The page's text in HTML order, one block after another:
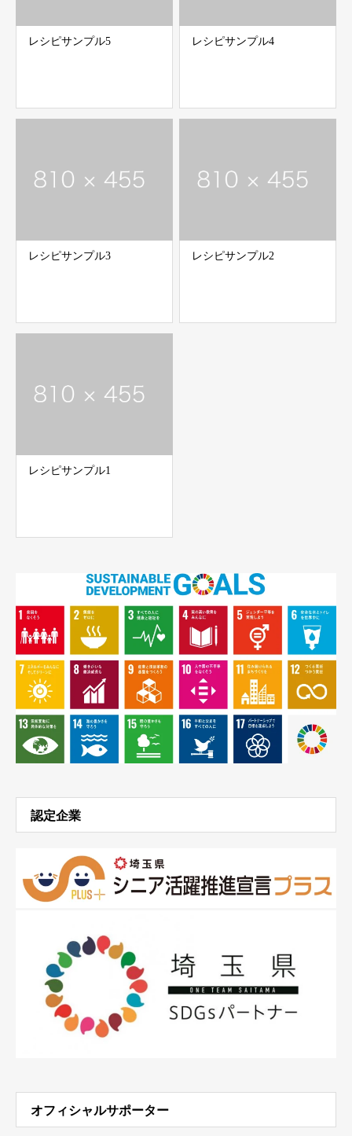
レシピサンプル5 レシピサンプル4
レシピサンプル3 レシピサンプル2
レシピサンプル1
認定企業
オフィシャルサポーター